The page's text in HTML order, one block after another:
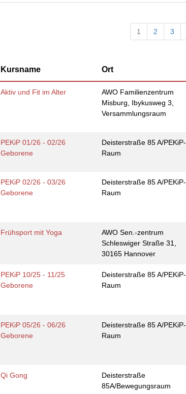
1 2 3
Kursname Ort
Aktiv und Fit im Alter
AWO Familienzentrum
Misburg, Ibykusweg 3,
Versammlungsraum
PEKiP 01/26 - 02/26
Geborene
Deisterstraße 85 A/PEKiP-
Raum
PEKiP 02/26 - 03/26
Geborene
Deisterstraße 85 A/PEKiP-
Raum
Frühsport mit Yoga
AWO Sen.-zentrum
Schleswiger Straße 31,
30165 Hannover
PEKiP 10/25 - 11/25
Geborene
Deisterstraße 85 A/PEKiP-
Raum
PEKiP 05/26 - 06/26
Geborene
Deisterstraße 85 A/PEKiP-
Raum
Qi Gong
Deisterstraße
85A/Bewegungsraum